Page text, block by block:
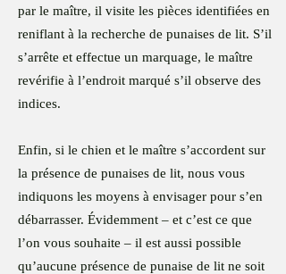
par le maître, il visite les pièces identifiées en
reniflant à la recherche de punaises de lit. S’il
s’arrête et effectue un marquage, le maître
revérifie à l’endroit marqué s’il observe des
indices.
Enfin, si le chien et le maître s’accordent sur
la présence de punaises de lit, nous vous
indiquons les moyens à envisager pour s’en
débarrasser. Évidemment – et c’est ce que
l’on vous souhaite – il est aussi possible
qu’aucune présence de punaise de lit ne soit